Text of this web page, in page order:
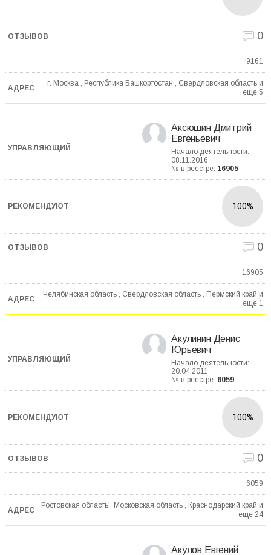
0
9161
г. Москва , Республика Башкортостан , Свердловская область и
еще 5
Аксюшин Дмитрий
Евгеньевич
Начало деятельности:
08.11.2016
№ в реестре: 16905
100%
0
16905
Челябинская область , Свердловская область , Пермский край и
еще 1
Акулинин Денис
Юрьевич
Начало деятельности:
20.04.2011
№ в реестре: 6059
100%
0
6059
Ростовская область , Московская область , Краснодарский край и
еще 24
Акулов Евгений